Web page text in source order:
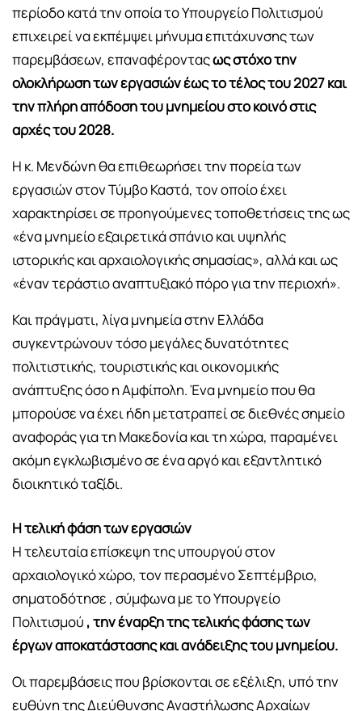
περίοδο κατά την οποία το Υπουργείο Πολιτισμού
επιχειρεί να εκπέμψει μήνυμα επιτάχυνσης των
παρεμβάσεων, επαναφέρονταςως στόχο την
ολοκλήρωση των εργασιών έως το τέλος του 2027 και
την πλήρη απόδοση του μνημείου στο κοινό στις
αρχές του 2028.
Η κ. Μενδώνη θα επιθεωρήσει την πορεία των
εργασιών στον Τύμβο Καστά, τον οποίο έχει
χαρακτηρίσει σε προηγούμενες τοποθετήσεις της ως
«ένα μνημείο εξαιρετικά σπάνιο και υψηλής
ιστορικής και αρχαιολογικής σημασίας», αλλά και ως
«έναν τεράστιο αναπτυξιακό πόρο για την περιοχή».
Και πράγματι, λίγα μνημεία στην Ελλάδα
συγκεντρώνουν τόσο μεγάλες δυνατότητες
πολιτιστικής, τουριστικής και οικονομικής
ανάπτυξης όσο η Αμφίπολη. Ένα μνημείο που θα
μπορούσε να έχει ήδη μετατραπεί σε διεθνές σημείο
αναφοράς για τη Μακεδονία και τη χώρα, παραμένει
ακόμη εγκλωβισμένο σε ένα αργό και εξαντλητικό
διοικητικό ταξίδι.
Η τελική φάση των εργασιών
Η τελευταία επίσκεψη της υπουργού στον
αρχαιολογικό χώρο, τον περασμένο Σεπτέμβριο,
σηματοδότησε , σύμφωνα με το Υπουργείο
Πολιτισμού , την έναρξη της τελικής φάσης των
έργων αποκατάστασης και ανάδειξης του μνημείου.
Οι παρεμβάσεις που βρίσκονται σε εξέλιξη, υπό την
ευθύνη της Διεύθυνσης Αναστήλωσης Αρχαίων